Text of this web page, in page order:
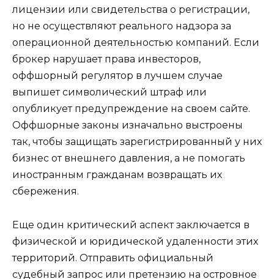
лицензии или свидетельства о регистрации,
но не осуществляют реального надзора за
операционной деятельностью компаний. Если
брокер нарушает права инвесторов,
оффшорный регулятор в лучшем случае
выпишет символический штраф или
опубликует предупреждение на своем сайте.
Оффшорные законы изначально выстроены
так, чтобы защищать зарегистрированный у них
бизнес от внешнего давления, а не помогать
иностранным гражданам возвращать их
сбережения.
Еще один критический аспект заключается в
физической и юридической удаленности этих
территорий. Отправить официальный
судебный запрос или претензию на островное